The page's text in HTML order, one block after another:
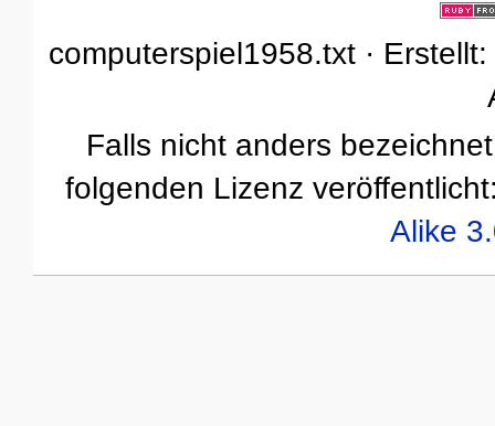
computerspiel1958.txt ·
Falls nicht anders
folgenden Lizenz
Alike